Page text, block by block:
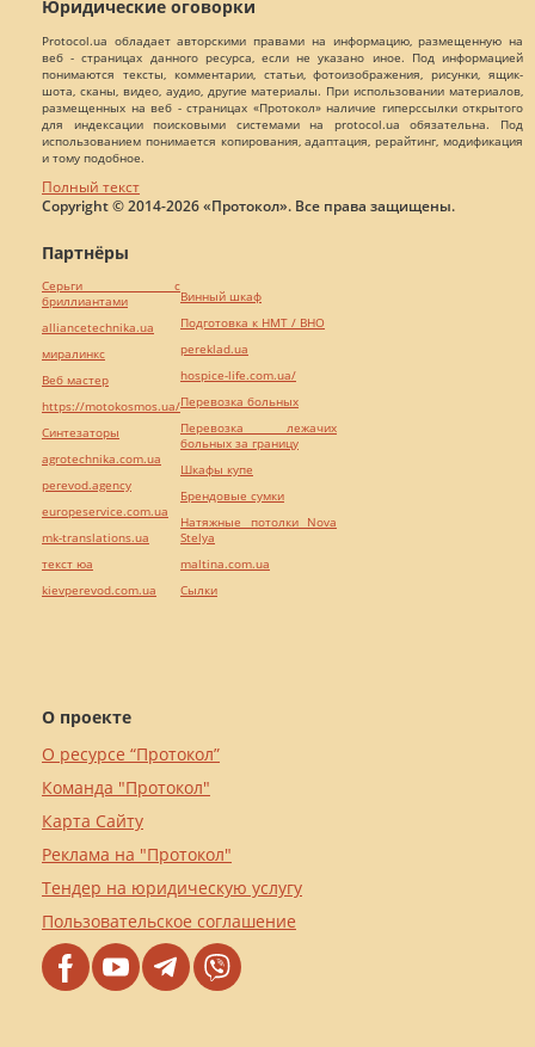
Юридические оговорки
Protocol.ua обладает авторскими правами на информацию, размещенную на
веб - страницах данного ресурса, если не указано иное. Под информацией
понимаются тексты, комментарии, статьи, фотоизображения, рисунки, ящик-
шота, сканы, видео, аудио, другие материалы. При использовании материалов,
размещенных на веб - страницах «Протокол» наличие гиперссылки открытого
для индексации поисковыми системами на protocol.ua обязательна. Под
использованием понимается копирования, адаптация, рерайтинг, модификация
и тому подобное.
Полный текст
Copyright © 2014-2026 «Протокол». Все права защищены.
О проекте
О ресурсе “Протокол”
Команда "Протокол"
Карта Сайту
Реклама на "Протокол"
Тендер на юридическую услугу
Пользовательское соглашение
Партнёры
Серьги с
бриллиантами
alliancetechnika.ua
миралинкс
Веб мастер
https://motokosmos.ua/
Синтезаторы
agrotechnika.com.ua
perevod.agency
europeservice.com.ua
mk-translations.ua
текст юа
kievperevod.com.ua
Винный шкаф
Подготовка к НМТ / ВНО
pereklad.ua
hospice-life.com.ua/
Перевозка больных
Перевозка лежачих
больных за границу
Шкафы купе
Брендовые сумки
Натяжные потолки Nova
Stelya
maltina.com.ua
Cылки